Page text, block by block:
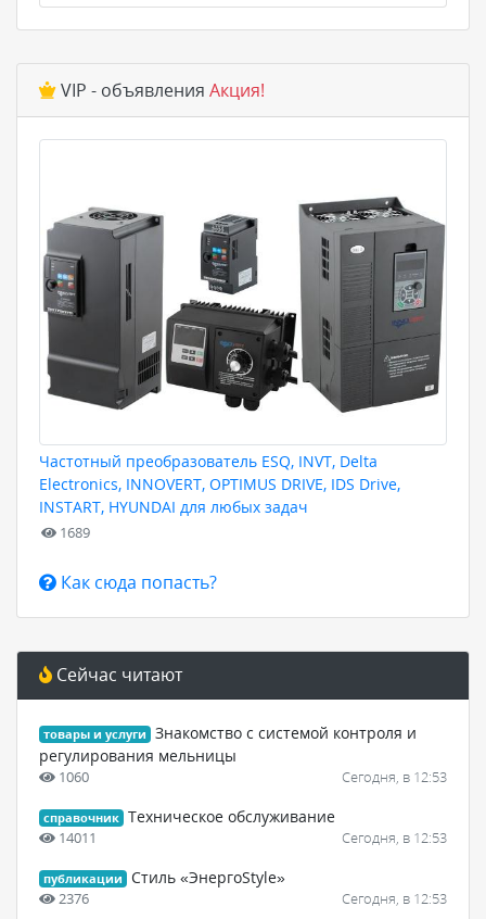
VIP - объявления Акция!
Частотный преобразователь ESQ, INVT, Delta
Electronics, INNOVERT, OPTIMUS DRIVE, IDS Drive,
INSTART, HYUNDAI для любых задач
1689
Как сюда попасть?
Сейчас читают
товары и услуги
Знакомство с системой контроля и
регулирования мельницы
1060 Сегодня, в 12:53
справочник Техническое обслуживание
14011 Сегодня, в 12:53
публикации Стиль «ЭнергоStyle»
2376 Сегодня, в 12:53